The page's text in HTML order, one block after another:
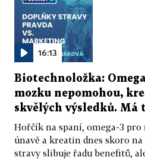
16:13
Biotechnoložka:
mozku nepomohou,
skvělých výsledků. Má
Hořčík na spaní, omega-3
únavě a kreatin dnes skoro
stravy slibuje řadu benefitů,